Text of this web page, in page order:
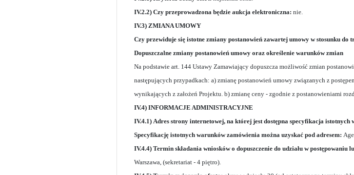
IV.2.2) Czy przeprowadzona będzie aukcja elektroniczna: nie.
IV.3) ZMIANA UMOWY
Czy przewiduje się istotne zmiany postanowień zawartej umowy w stosunku
Dopuszczalne zmiany postanowień umowy oraz określenie warunków zmian
Na podstawie art. 144 Ustawy Zamawiający dopuszcza możliwość zmian
następujących przypadkach: a) zmianę postanowień umowy związanych z
wynikających z założeń Projektu. b) zmianę ceny - zgodnie z postanowieniami
IV.4) INFORMACJE ADMINISTRACYJNE
IV.4.1) Adres strony internetowej, na której jest dostępna specyfikacja istotnych
Specyfikację istotnych warunków zamówienia można uzyskać pod adresem:
IV.4.4) Termin składania wniosków o dopuszczenie do udziału w postępowaniu
Warszawa, (sekretariat - 4 piętro).